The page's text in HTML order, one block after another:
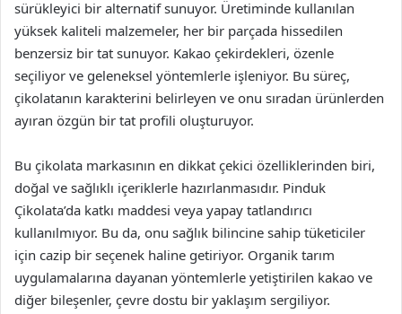
sürükleyici bir alternatif sunuyor. Üretiminde kullanılan
yüksek kaliteli malzemeler, her bir parçada hissedilen
benzersiz bir tat sunuyor. Kakao çekirdekleri, özenle
seçiliyor ve geleneksel yöntemlerle işleniyor. Bu süreç,
çikolatanın karakterini belirleyen ve onu sıradan ürünlerden
ayıran özgün bir tat profili oluşturuyor.
Bu çikolata markasının en dikkat çekici özelliklerinden biri,
doğal ve sağlıklı içeriklerle hazırlanmasıdır. Pinduk
Çikolata’da katkı maddesi veya yapay tatlandırıcı
kullanılmıyor. Bu da, onu sağlık bilincine sahip tüketiciler
için cazip bir seçenek haline getiriyor. Organik tarım
uygulamalarına dayanan yöntemlerle yetiştirilen kakao ve
diğer bileşenler, çevre dostu bir yaklaşım sergiliyor.